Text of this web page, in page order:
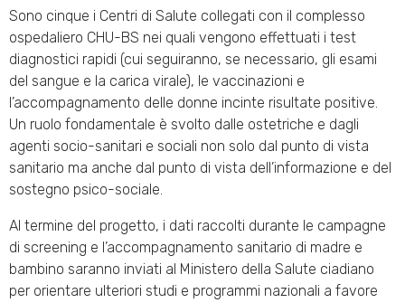
Sono cinque i Centri di Salute collegati con il complesso
ospedaliero CHU-BS nei quali vengono effettuati i test
diagnostici rapidi (cui seguiranno, se necessario, gli esami
del sangue e la carica virale), le vaccinazioni e
l’accompagnamento delle donne incinte risultate positive.
Un ruolo fondamentale è svolto dalle ostetriche e dagli
agenti socio-sanitari e sociali non solo dal punto di vista
sanitario ma anche dal punto di vista dell’informazione e del
sostegno psico-sociale.
Al termine del progetto, i dati raccolti durante le campagne
di screening e l’accompagnamento sanitario di madre e
bambino saranno inviati al Ministero della Salute ciadiano
per orientare ulteriori studi e programmi nazionali a favore